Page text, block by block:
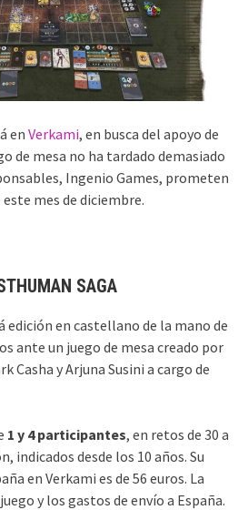
en Verkami, en busca del apoyo de
de mesa no ha tardado demasiado
Ingenio Games, prometen
mes de diciembre.
SAGA
edición en castellano de la mano de
ante un juego de mesa creado por
Casha y Arjuna Susini a cargo de
1 y 4 participantes, en retos de 30 a
indicados desde los 10 años. Su
en Verkami es de 56 euros. La
y los gastos de envío a España.